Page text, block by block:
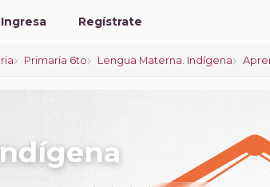
Ingresa Regístrate
Primaria 6to Lengua Materna. Indígena